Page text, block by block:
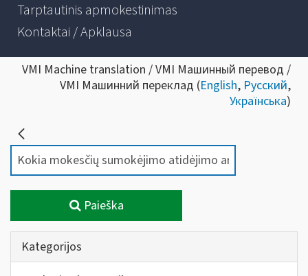
Tarptautinis apmokestinimas
Kontaktai / Apklausa
VMI Machine translation / VMI Машинный перевод /
VMI Машинний переклад (English, Русский,
Українська)
Paieška
Kategorijos